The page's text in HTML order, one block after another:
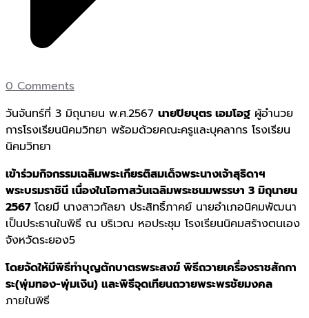
0 Comments
วันจันทร์ที่ 3 มิถุนายน พ.ศ.2567 นายปิยบุตร เอมโอฐ ผู้อำนวย
การโรงเรียนนิคมวิทยา พร้อมด้วยคณะครูและบุคลากร โรงเรียน
นิคมวิทยา
เข้าร่วมกิจกรรมเฉลิมพระเกียรติสมเด็จพระนางเจ้าสุธิดาฯ
พระบรมราชินี เนื่องในโอกาสวันเฉลิมพระชนมพรรษา 3 มิถุนายน
2567 โดยมี นางสาวกัลยา ประสิทธิ์ภาคย์ นายอำเภอนิคมพัฒนา
เป็นประธานในพิธี ณ บริเวณ หอประชุม โรงเรียนนิคมสร้างตนเอง
จังหวัดระยอง5
โดยจัดให้มีพิธีทำบุญตักบาตรพระสงฆ์ พิธีถวายเครื่องราชสักกา
ระ(พุ่มทอง-พุ่มเงิน) และพิธีจุดเทียนถวายพระพรชัยมงคล
ภายในพิธี